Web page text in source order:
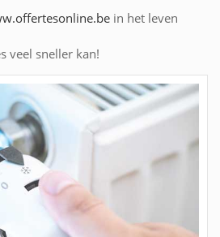
in het leven
veel sneller kan!